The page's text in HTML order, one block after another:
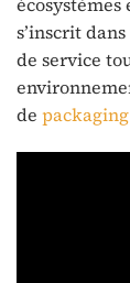
s’inscrit
de service
de